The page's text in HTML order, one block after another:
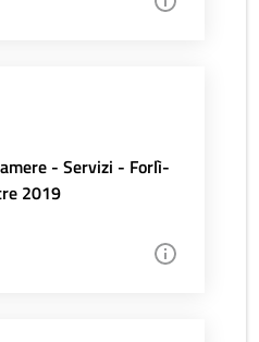
- Servizi - Forlì-
2019